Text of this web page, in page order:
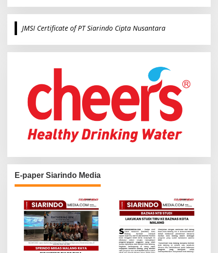
r
c
o
JMSI Certificate of PT Siarindo Cipta Nusantara
E-paper Siarindo Media